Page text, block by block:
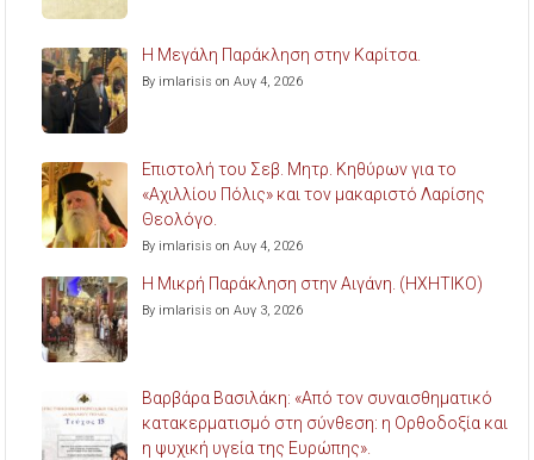
Η Μεγάλη Παράκληση στην Καρίτσα.
By imlarisis on Αυγ 4, 2026
Επιστολή του Σεβ. Μητρ. Κηθύρων για το
«Αχιλλίου Πόλις» και τον μακαριστό Λαρίσης
Θεολόγο.
By imlarisis on Αυγ 4, 2026
Η Μικρή Παράκληση στην Αιγάνη. (ΗΧΗΤΙΚΟ)
By imlarisis on Αυγ 3, 2026
Βαρβάρα Βασιλάκη: «Από τον συναισθηματικό
κατακερματισμό στη σύνθεση: η Ορθοδοξία και
η ψυχική υγεία της Ευρώπης».